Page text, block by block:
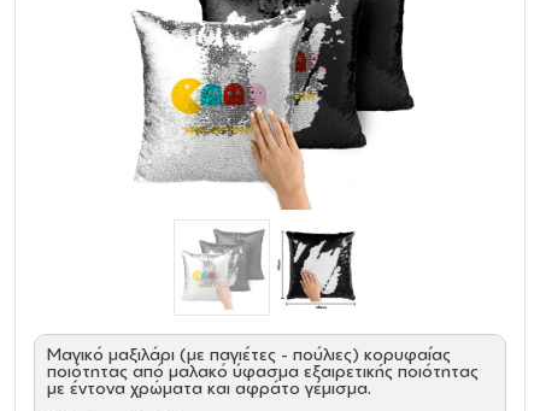
Μαγικό μαξιλάρι (με παγιέτες - πούλιες) κορυφαίας
ποιότητας από μαλακό ύφασμα εξαιρετικής ποιότητας
με έντονα χρώματα και αφράτο γέμισμα.